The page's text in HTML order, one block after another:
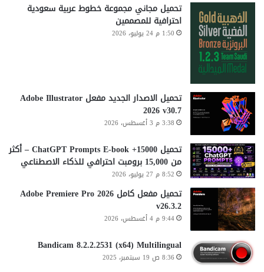
تحميل مجاني مجموعة خطوط عربية سعودية
احترافية للمصممين
1:50 م 24 يوليو، 2026
تحميل الاصدار الجديد مفعل Adobe Illustrator
2026 v30.7
3:38 م 3 أغسطس، 2026
تحميل 15000+ ChatGPT Prompts E-book – أكثر
من 15,000 برومبت احترافي للذكاء الاصطناعي
8:52 م 27 يوليو، 2026
تحميل مفعل كامل Adobe Premiere Pro 2026
v26.3.2
9:44 م 4 أغسطس، 2026
Bandicam 8.2.2.2531 (x64) Multilingual
8:36 ص 19 سبتمبر، 2025